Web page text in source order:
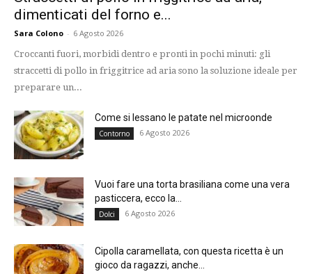
dimenticati del forno e...
Sara Colono - 6 Agosto 2026
Croccanti fuori, morbidi dentro e pronti in pochi minuti: gli
straccetti di pollo in friggitrice ad aria sono la soluzione ideale per
preparare un...
Come si lessano le patate nel microonde
Contorno 6 Agosto 2026
Vuoi fare una torta brasiliana come una vera
pasticcera, ecco la...
Dolci 6 Agosto 2026
Cipolla caramellata, con questa ricetta è un
gioco da ragazzi, anche...